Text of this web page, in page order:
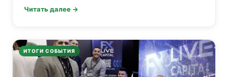
Читать далее →
ИТОГИ СОБЫТИЯ